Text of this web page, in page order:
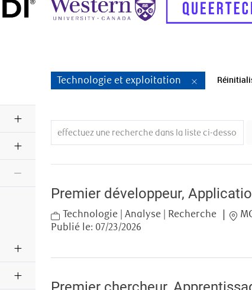
Technologie et exploitation
Premier développeur,
Category
Technologie | Analyse | Recherche
Publié le: 07/23/2026